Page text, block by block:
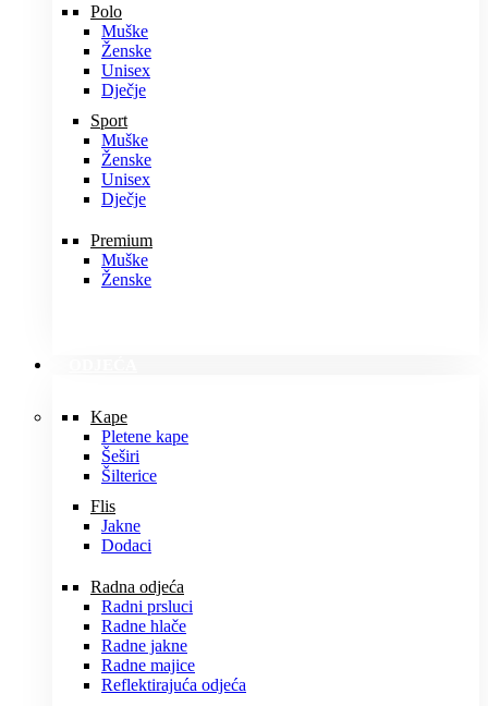
Polo
Muške
Ženske
Unisex
Dječje
Sport
Muške
Ženske
Unisex
Dječje
Premium
Muške
Ženske
Kape
Pletene kape
Šeširi
Šilterice
Flis
Jakne
Dodaci
Radna odjeća
Radni prsluci
Radne hlače
Radne jakne
Radne majice
Reflektirajuća odjeća